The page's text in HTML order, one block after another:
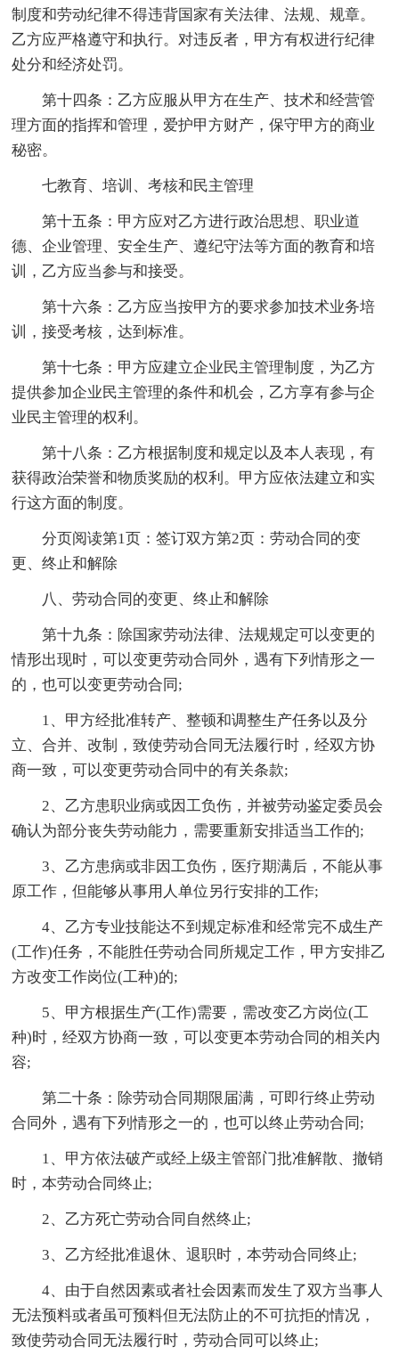
制度和劳动纪律不得违背国家有关法律、法规、规章。
乙方应严格遵守和执行。对违反者，甲方有权进行纪律
处分和经济处罚。
第十四条：乙方应服从甲方在生产、技术和经营管
理方面的指挥和管理，爱护甲方财产，保守甲方的商业
秘密。
七教育、培训、考核和民主管理
第十五条：甲方应对乙方进行政治思想、职业道
德、企业管理、安全生产、遵纪守法等方面的教育和培
训，乙方应当参与和接受。
第十六条：乙方应当按甲方的要求参加技术业务培
训，接受考核，达到标准。
第十七条：甲方应建立企业民主管理制度，为乙方
提供参加企业民主管理的条件和机会，乙方享有参与企
业民主管理的权利。
第十八条：乙方根据制度和规定以及本人表现，有
获得政治荣誉和物质奖励的权利。甲方应依法建立和实
行这方面的制度。
分页阅读第1页：签订双方第2页：劳动合同的变
更、终止和解除
八、劳动合同的变更、终止和解除
第十九条：除国家劳动法律、法规规定可以变更的
情形出现时，可以变更劳动合同外，遇有下列情形之一
的，也可以变更劳动合同;
1、甲方经批准转产、整顿和调整生产任务以及分
立、合并、改制，致使劳动合同无法履行时，经双方协
商一致，可以变更劳动合同中的有关条款;
2、乙方患职业病或因工负伤，并被劳动鉴定委员会
确认为部分丧失劳动能力，需要重新安排适当工作的;
3、乙方患病或非因工负伤，医疗期满后，不能从事
原工作，但能够从事用人单位另行安排的工作;
4、乙方专业技能达不到规定标准和经常完不成生产
(工作)任务，不能胜任劳动合同所规定工作，甲方安排乙
方改变工作岗位(工种)的;
5、甲方根据生产(工作)需要，需改变乙方岗位(工
种)时，经双方协商一致，可以变更本劳动合同的相关内
容;
第二十条：除劳动合同期限届满，可即行终止劳动
合同外，遇有下列情形之一的，也可以终止劳动合同;
1、甲方依法破产或经上级主管部门批准解散、撤销
时，本劳动合同终止;
2、乙方死亡劳动合同自然终止;
3、乙方经批准退休、退职时，本劳动合同终止;
4、由于自然因素或者社会因素而发生了双方当事人
无法预料或者虽可预料但无法防止的不可抗拒的情况，
致使劳动合同无法履行时，劳动合同可以终止;